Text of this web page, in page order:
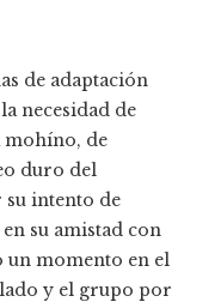
de adaptación
necesidad de
mohíno, de
duro del
intento de
su amistad con
un momento en el
y el grupo por